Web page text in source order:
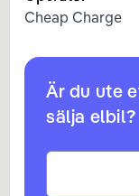
Cheap Charge
Är du ute
sälja elbil?